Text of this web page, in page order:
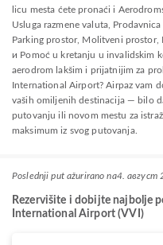
licu mesta ćete pronaći i
Usluga razmene valuta,
Parking prostor, Molitveni prostor,
и Pomoć u kretanju u invalidskim
aerodrom lakšim i prijatnijim za
International Airport? Airpaz vam
vaših omiljenih destinacija — bilo
putovanju ili novom mestu za
maksimum iz svog putovanja.
Poslednji put ažurirano na4. август
Rezervišite i dobijte najbolje
International Airport (VVI)